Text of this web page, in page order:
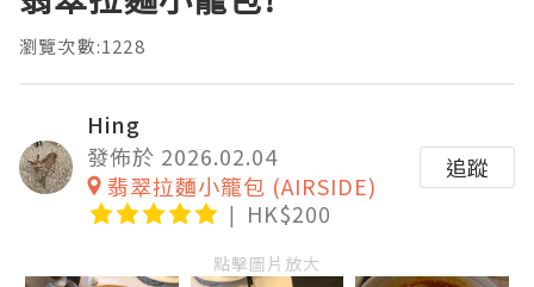
瀏覽次數:1228
Hing
發佈於 2026.02.04
翡翠拉麵小籠包 (AIRSIDE)
HK$200
追蹤
點擊圖片放大